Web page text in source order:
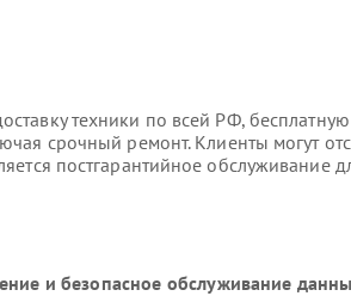
техники по всей РФ, бесплатную
срочный ремонт. Клиенты могут
постгарантийное обслуживание
и безопасное обслуживание